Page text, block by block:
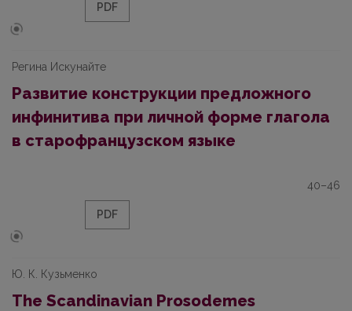
PDF
Регина Искунайте
Развитие конструкции предложного
инфинитива при личной форме глагола
в cтарофранцузском языке
40–46
PDF
Ю. К. Кузьменко
The Scandinavian Prosodemes